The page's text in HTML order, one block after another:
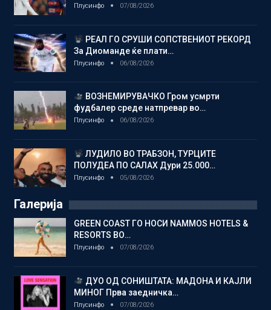
Плусинфо 07/08/2026
РЕАЛ ГО СРУШИ СОПСТВЕНИОТ РЕКОРД
За Диоманде ќе плати…
Плусинфо 06/08/2026
ВОЗНЕМИРУВАЧКО Гром усмрти
фудбалер среде натпревар во…
Плусинфо 06/08/2026
ЛУДИЛО ВО ТРАБЗОН, ТУРЦИТЕ
ПОЛУДЕА ПО САЛАХ Дури 25.000…
Плусинфо 05/08/2026
Галерија
GREEN COAST ГО НОСИ NAMMOS HOTELS &
RESORTS ВО…
Плусинфо 07/08/2026
ДУО ОД СОНИШТАТА: МАДОНА И КАЈЛИ
МИНОГ Прва заедничка…
Плусинфо 07/08/2026